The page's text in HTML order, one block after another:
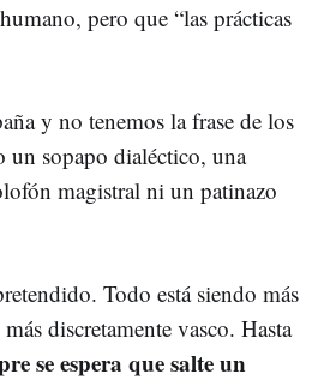
pero que “las prácticas
y no tenemos la frase de los
sopapo dialéctico, una
magistral ni un patinazo
Todo está siendo más
discretamente vasco. Hasta
se espera que salte un